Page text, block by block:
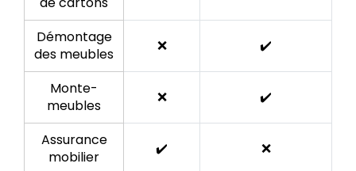
Démontage
des meubles
❌ ✔️
Monte-
meubles
❌ ✔️
Assurance
mobilier
✔️ ❌